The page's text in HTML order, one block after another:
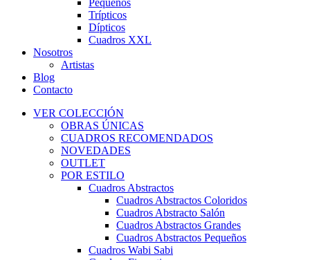
Pequeños
Trípticos
Dípticos
Cuadros XXL
Nosotros
Artistas
Blog
Contacto
VER COLECCIÓN
OBRAS ÚNICAS
CUADROS RECOMENDADOS
NOVEDADES
OUTLET
POR ESTILO
Cuadros Abstractos
Cuadros Abstractos Coloridos
Cuadros Abstracto Salón
Cuadros Abstractos Grandes
Cuadros Abstractos Pequeños
Cuadros Wabi Sabi